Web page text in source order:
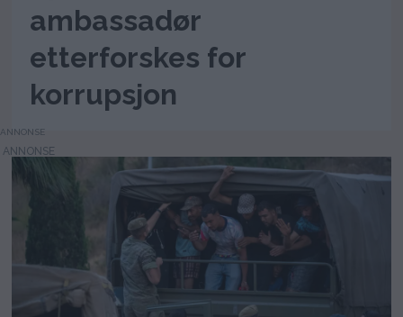
ambassadør
etterforskes for
korrupsjon
ANNONSE